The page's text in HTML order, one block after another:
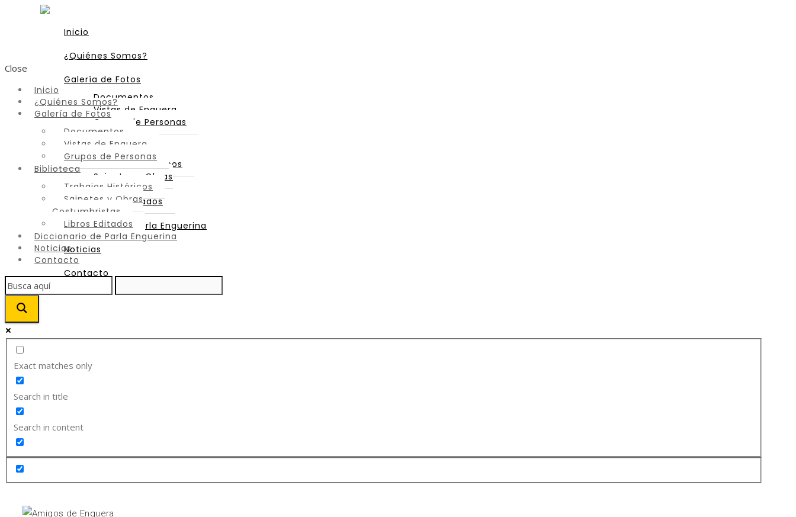
Inicio
¿Quiénes Somos?
Galería de Fotos
Documentos
Vistas de Enguera
Grupos de Personas
Biblioteca
Trabajos Históricos
Sainetes y Obras
Costumbristas
Libros Editados
Diccionario de Parla Enguerina
Noticias
Contacto
Close
Inicio
¿Quiénes Somos?
Galería de Fotos
Documentos
Vistas de Enguera
Grupos de Personas
Biblioteca
Trabajos Históricos
Sainetes y Obras
Costumbristas
Libros Editados
Diccionario de Parla Enguerina
Noticias
Contacto
Exact matches only
Search in title
Search in content